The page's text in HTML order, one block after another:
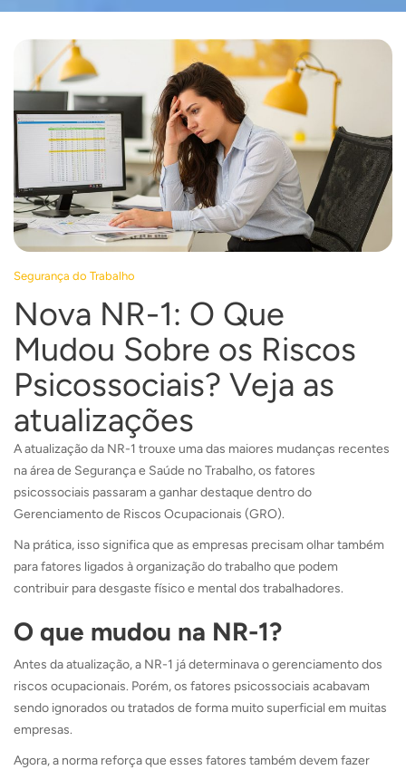
Segurança do Trabalho
Nova NR-1: O Que
Mudou Sobre os Riscos
Psicossociais? Veja as
atualizações
A atualização da NR-1 trouxe uma das maiores mudanças recentes
na área de Segurança e Saúde no Trabalho, os fatores
psicossociais passaram a ganhar destaque dentro do
Gerenciamento de Riscos Ocupacionais (GRO).
Na prática, isso significa que as empresas precisam olhar também
para fatores ligados à organização do trabalho que podem
contribuir para desgaste físico e mental dos trabalhadores.
O que mudou na NR-1?
Antes da atualização, a NR-1 já determinava o gerenciamento dos
riscos ocupacionais. Porém, os fatores psicossociais acabavam
sendo ignorados ou tratados de forma muito superficial em muitas
empresas.
Agora, a norma reforça que esses fatores também devem fazer